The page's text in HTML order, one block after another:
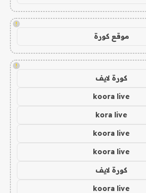
!
موقع كورة
!
كورة لايف
koora live
kora live
koora live
koora live
كورة لايف
koora live